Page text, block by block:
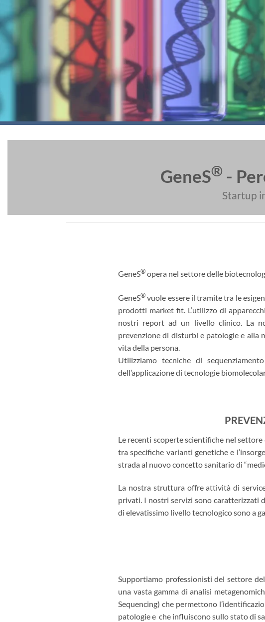
GeneS® -
Startup
GeneS®opera nel settore delle
GeneS®vuole essere il tramite tra le
prodotti market fit. L’utilizzo di
nostri report ad un livello clinico. La
prevenzione di disturbi e patologie e alla
vita della persona.
Utilizziamo tecniche di
dell’applicazione di tecnologie
Le recenti scoperte scientifiche nel
tra specifiche varianti genetiche e
strada al nuovo concetto sanitario di
La nostra struttura offre attività di
privati. I nostri servizi sono caratterizzati
di elevatissimo livello tecnologico sono a
Supportiamo professionisti del settore
una vasta gamma di analisi
Sequencing) che permettono
patologie e che influiscono sullo stato di